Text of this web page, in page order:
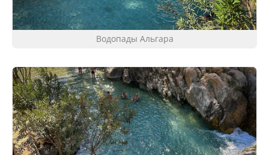
Водопады Альгара